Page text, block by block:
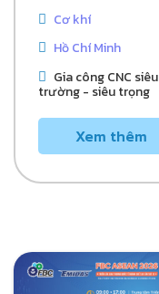
Cơ khí
Hồ Chí Minh
Gia công CNC siêu
trường - siêu trọng
Xem thêm